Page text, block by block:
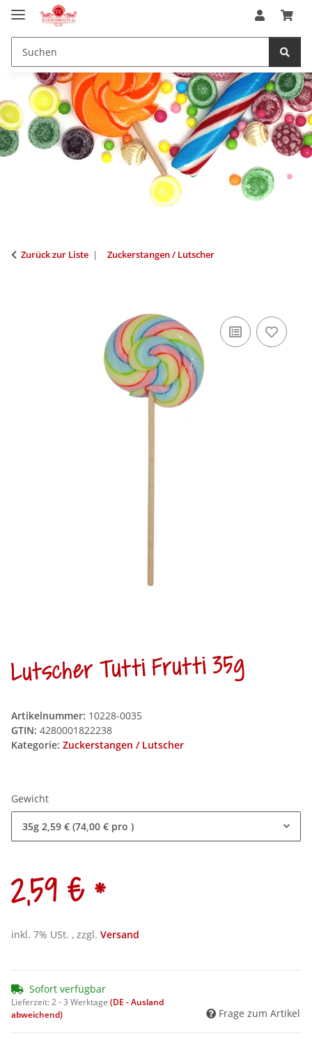
Zurück zur Liste Zuckerstangen / Lutscher
Lutscher Tutti Frutti 35g
Artikelnummer: 10228-0035
GTIN: 4280001822238
Kategorie: Zuckerstangen / Lutscher
Gewicht
35g 2,59 € (74,00 € pro )
2,59 €*
inkl. 7% USt. , zzgl. Versand
Sofort verfügbar
Lieferzeit:2 - 3 Werktage (DE - Ausland
abweichend)
Frage zum Artikel